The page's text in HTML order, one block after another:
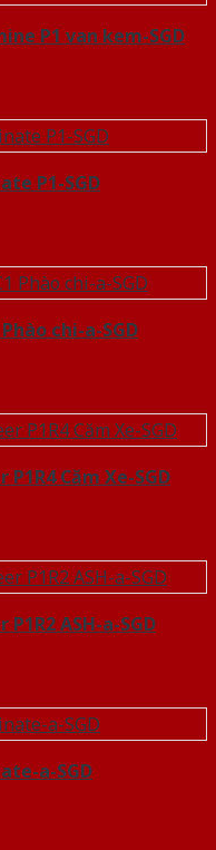
P1 van kem-SGD
P1-SGD
chi-a-SGD
P1R4 Căm Xe-SGD
ASH-a-SGD
a-SGD